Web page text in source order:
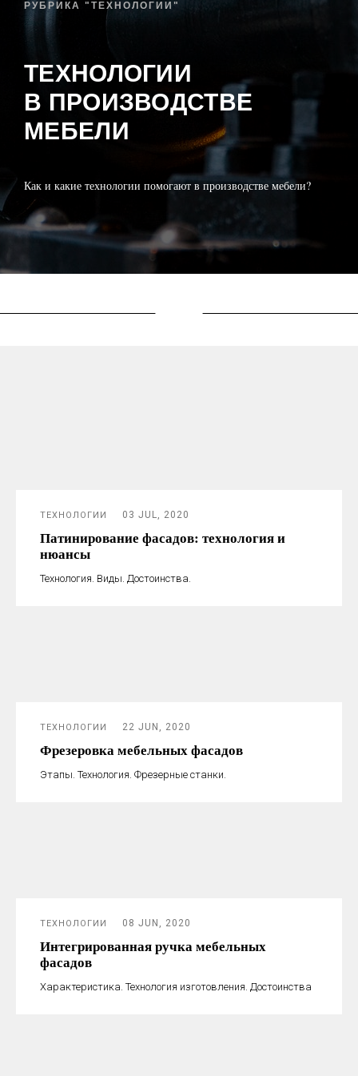
РУБРИКА "ТЕХНОЛОГИИ"
ТЕХНОЛОГИИ
В ПРОИЗВОДСТВЕ
МЕБЕЛИ
Как и какие технологии помогают в производстве мебели?
ТЕХНОЛОГИИ 03 JUL, 2020
Патинирование фасадов: технология и
нюансы
Технология. Виды. Достоинства.
ТЕХНОЛОГИИ 22 JUN, 2020
Фрезеровка мебельных фасадов
Этапы. Технология. Фрезерные станки.
ТЕХНОЛОГИИ 08 JUN, 2020
Интегрированная ручка мебельных
фасадов
Характеристика. Технология изготовления. Достоинства